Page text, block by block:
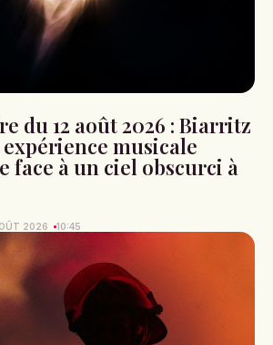
du 12 août 2026 : Biarritz
musicale
face à un ciel obscurci à
2026 10:45